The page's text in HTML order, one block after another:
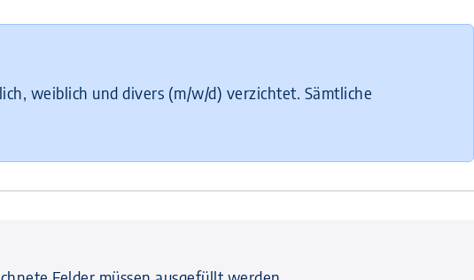
weiblich und divers (m/w/d) verzichtet. Sämtliche